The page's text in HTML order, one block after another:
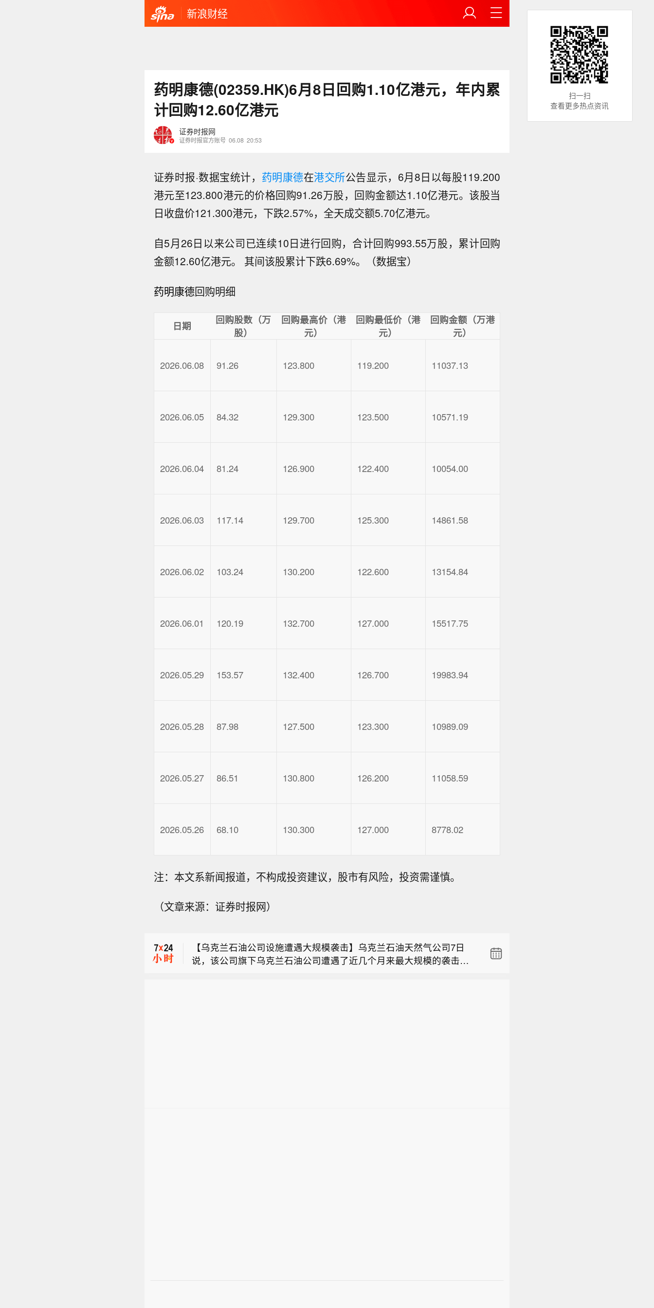
新浪财经
药明康德(02359.HK)6月8日回购1.10亿港元，年内累
计回购12.60亿港元
证券时报网
证券时报官方账号 06.08 20:53
证券时报·数据宝统计， 药明康德在港交所公告显示，6月8日以每股119.200
港元至123.800港元的价格回购91.26万股，回购金额达1.10亿港元。该股当
日收盘价121.300港元，下跌2.57%，全天成交额5.70亿港元。
自5月26日以来公司已连续10日进行回购，合计回购993.55万股，累计回购
金额12.60亿港元。 其间该股累计下跌6.69%。（数据宝）
药明康德回购明细
日期
回购股数（万
股）
回购最高价（港
元）
回购最低价（港
元）
回购金额（万港
元）
2026.06.08 91.26 123.800 119.200 11037.13
2026.06.05 84.32 129.300 123.500 10571.19
2026.06.04 81.24 126.900 122.400 10054.00
2026.06.03 117.14 129.700 125.300 14861.58
2026.06.02 103.24 130.200 122.600 13154.84
2026.06.01 120.19 132.700 127.000 15517.75
2026.05.29 153.57 132.400 126.700 19983.94
2026.05.28 87.98 127.500 123.300 10989.09
2026.05.27 86.51 130.800 126.200 11058.59
2026.05.26 68.10 130.300 127.000 8778.02
注：本文系新闻报道，不构成投资建议，股市有风险，投资需谨慎。
（文章来源：证券时报网）
8点，本周累计上涨大约2.8%。法国股指初步收涨0.38%，意大利股指
【乌克兰石油公司设施遭遇大规模袭击】乌克兰石油天然气公司7日
说，该公司旗下乌克兰石油公司遭遇了近几个月来最大规模的袭击。
扫一扫
查看更多热点资讯